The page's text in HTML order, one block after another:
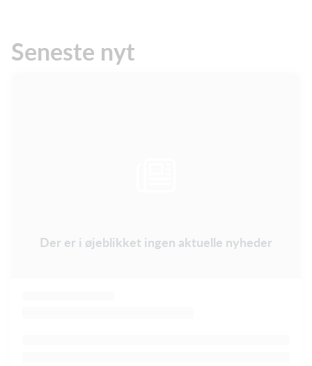
Seneste nyt
Der er i øjeblikket ingen aktuelle nyheder